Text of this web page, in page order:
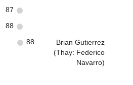
87
88
Brian Gutierrez
(Thay: Federico
Navarro)
88